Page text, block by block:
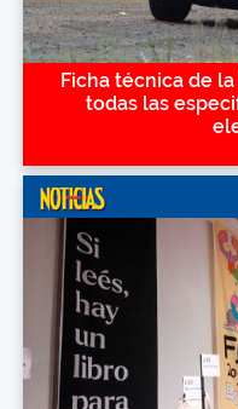
Ficha técnica de
todas las